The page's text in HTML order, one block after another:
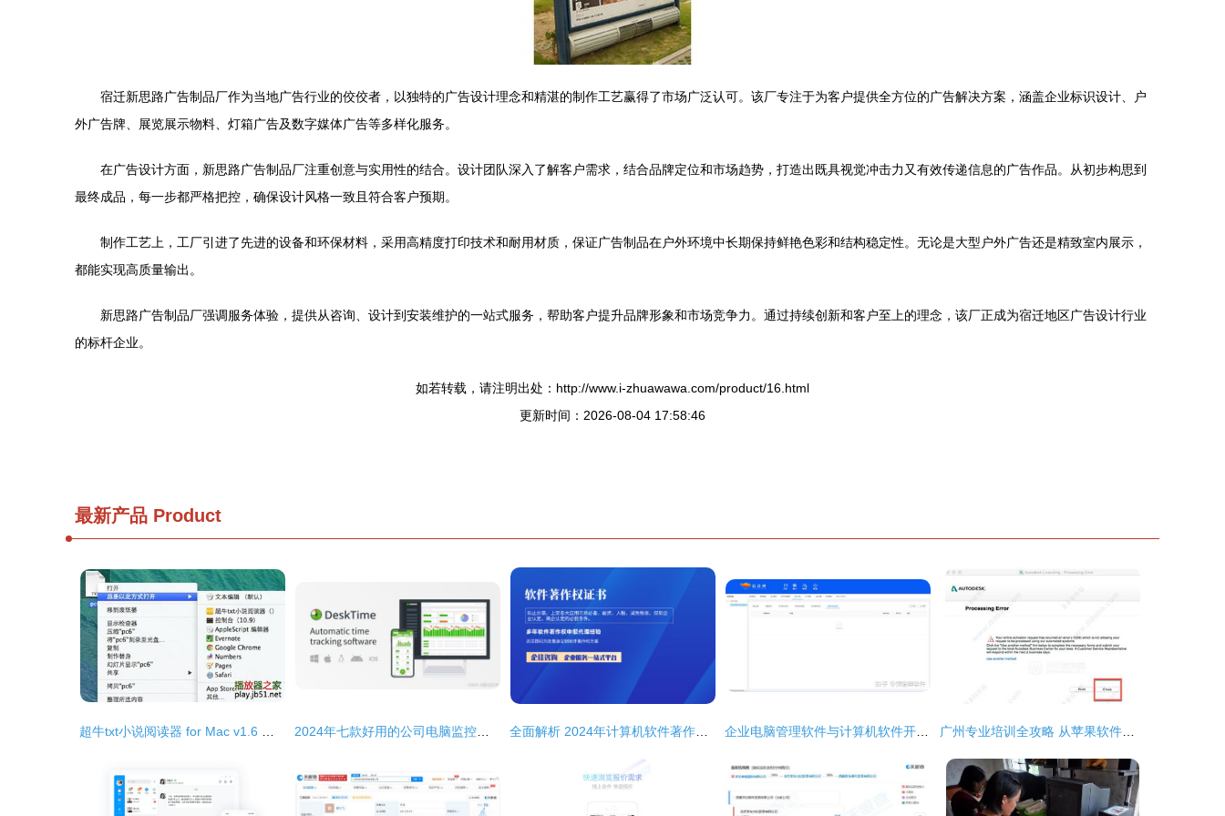
宿迁新思路广告制品厂作为当地广告行业的佼佼者，以独特的广告设计理念和精湛的制作工艺赢得了市场广泛认可。该厂专注于为客户提供全方位的广告解决方案，涵盖企业标识设计、户
外广告牌、展览展示物料、灯箱广告及数字媒体广告等多样化服务。
在广告设计方面，新思路广告制品厂注重创意与实用性的结合。设计团队深入了解客户需求，结合品牌定位和市场趋势，打造出既具视觉冲击力又有效传递信息的广告作品。从初步构思到
最终成品，每一步都严格把控，确保设计风格一致且符合客户预期。
制作工艺上，工厂引进了先进的设备和环保材料，采用高精度打印技术和耐用材质，保证广告制品在户外环境中长期保持鲜艳色彩和结构稳定性。无论是大型户外广告还是精致室内展示，
都能实现高质量输出。
新思路广告制品厂强调服务体验，提供从咨询、设计到安装维护的一站式服务，帮助客户提升品牌形象和市场竞争力。通过持续创新和客户至上的理念，该厂正成为宿迁地区广告设计行业
的标杆企业。
如若转载，请注明出处：http://www.i-zhuawawa.com/product/16.html
更新时间：2026-08-04 17:58:46
最新产品 Product